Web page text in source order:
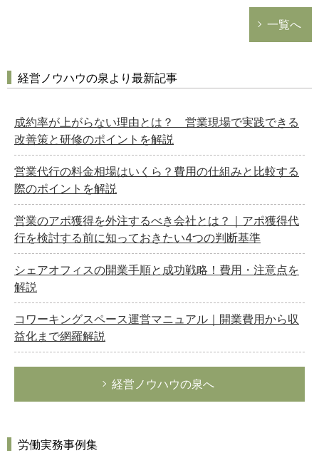
一覧へ
経営ノウハウの泉より最新記事
成約率が上がらない理由とは？ 営業現場で実践できる
改善策と研修のポイントを解説
営業代行の料金相場はいくら？費用の仕組みと比較する
際のポイントを解説
営業のアポ獲得を外注するべき会社とは？｜アポ獲得代
行を検討する前に知っておきたい4つの判断基準
シェアオフィスの開業手順と成功戦略！費用・注意点を
解説
コワーキングスペース運営マニュアル｜開業費用から収
益化まで網羅解説
経営ノウハウの泉へ
労働実務事例集